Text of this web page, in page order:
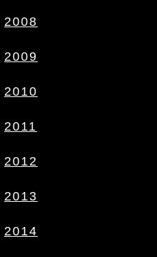
2008
2009
2010
2011
2012
2013
2014